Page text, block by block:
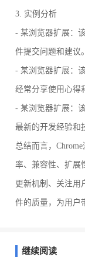
3. 实例分析
- 某浏览器扩展：
件提交问题和建议。
- 某浏览器扩展：
经常分享使用心得
- 某浏览器扩展：
最新的开发经验和
总结而言，
率、兼容性、扩展
更新机制、关注用
件的质量，为用户
继续阅读